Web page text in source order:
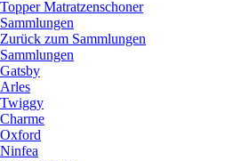
Topper Matratzenschoner
Sammlungen
Zurück zum Sammlungen
Sammlungen
Gatsby
Arles
Twiggy
Charme
Oxford
Ninfea